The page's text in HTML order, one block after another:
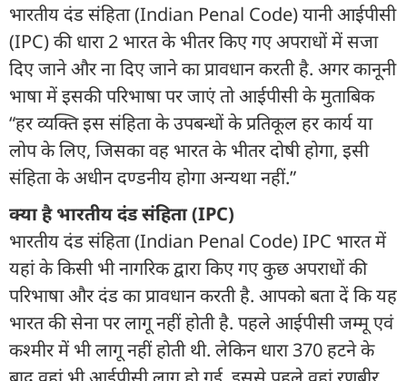
भारतीय दंड संहिता (Indian Penal Code) यानी आईपीसी
(IPC) की धारा 2 भारत के भीतर किए गए अपराधों में सजा
दिए जाने और ना दिए जाने का प्रावधान करती है. अगर कानूनी
भाषा में इसकी परिभाषा पर जाएं तो आईपीसी के मुताबिक
“हर व्यक्ति इस संहिता के उपबन्धों के प्रतिकूल हर कार्य या
लोप के लिए, जिसका वह भारत के भीतर दोषी होगा, इसी
संहिता के अधीन दण्डनीय होगा अन्यथा नहीं.”
क्या है भारतीय दंड संहिता (IPC)
भारतीय दंड संहिता (Indian Penal Code) IPC भारत में
यहां के किसी भी नागरिक द्वारा किए गए कुछ अपराधों की
परिभाषा और दंड का प्रावधान करती है. आपको बता दें कि यह
भारत की सेना पर लागू नहीं होती है. पहले आईपीसी जम्मू एवं
कश्मीर में भी लागू नहीं होती थी. लेकिन धारा 370 हटने के